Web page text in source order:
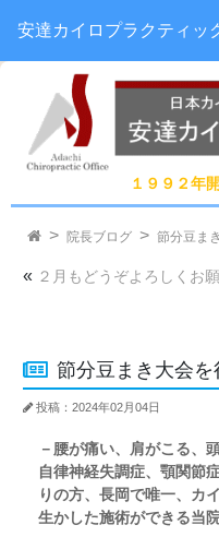
１９９２年
安達カイロプラクティッ
院長ブログ 節分豆ま
« ２月もどうぞよろしくお
節分豆まき大会を
投稿：2024年02月04日
－腰が痛い、肩がこる、
自律神経失調症、顎関節
りの方、長岡で唯一、カ
生かした施術ができる当